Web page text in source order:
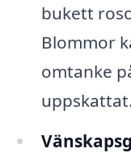
bukett
Blommor
omtanke
uppskattat.